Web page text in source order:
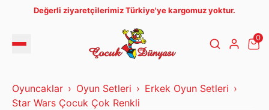
Değerli ziyaretçilerimiz Türkiye'ye kargomuz yoktur.
0
Oyuncaklar Oyun Setleri
Erkek Oyun Setleri
Star Wars Çocuk Çok Renkli